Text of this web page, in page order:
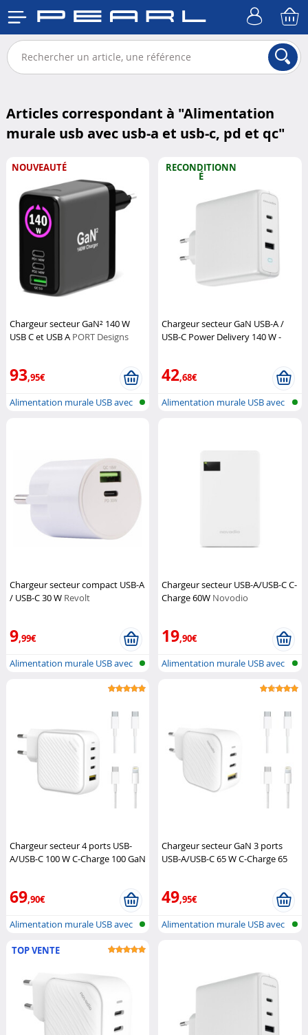
Articles correspondant à "Alimentation
murale usb avec usb-a et usb-c, pd et qc"
NOUVEAUTÉ
Chargeur secteur GaN² 140 W
USB C et USB A PORT Designs
93,95€
Alimentation murale USB avec
RECONDITIONN
É
Chargeur secteur GaN USB-A /
USB-C Power Delivery 140 W -
42,68€
Alimentation murale USB avec
Chargeur secteur compact USB-A
/ USB-C 30 W Revolt
9,99€
Alimentation murale USB avec
Chargeur secteur USB-A/USB-C C-
Charge 60W Novodio
19,90€
Alimentation murale USB avec
Chargeur secteur 4 ports USB-
A/USB-C 100 W C-Charge 100 GaN
69,90€
Alimentation murale USB avec
Chargeur secteur GaN 3 ports
USB-A/USB-C 65 W C-Charge 65
49,95€
Alimentation murale USB avec
TOP VENTE